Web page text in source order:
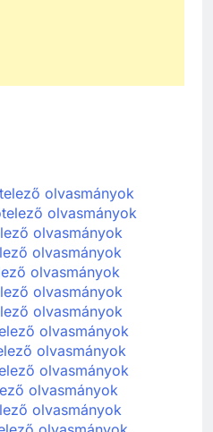
olvasmányok
olvasmányok
olvasmányok
olvasmányok
olvasmányok
olvasmányok
olvasmányok
olvasmányok
olvasmányok
olvasmányok
olvasmányok
olvasmányok